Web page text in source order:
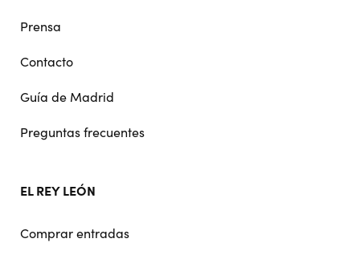
Prensa
Contacto
Guía de Madrid
Preguntas frecuentes
EL REY LEÓN
Comprar entradas